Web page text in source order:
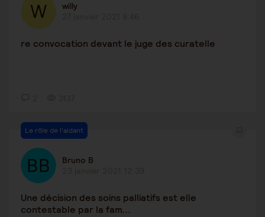
willy
re convocation devant le juge des curatelle
Le rôle de l'aidant
Bruno B
Une décision des soins palliatifs est elle
contestable par la fam...